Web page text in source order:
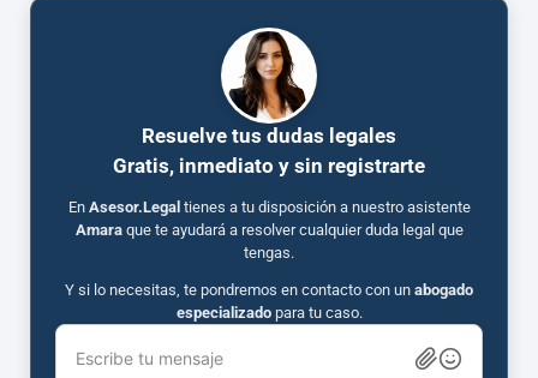
Resuelve tus dudas legales
Gratis, inmediato y sin registrarte
En Asesor.Legal tienes a tu disposición a nuestro asistente
Amaraque te ayudará a resolver cualquier duda legal que
tengas.
Y si lo necesitas, te pondremos en contacto con un abogado
especializadopara tu caso.
Escribe tu mensaje